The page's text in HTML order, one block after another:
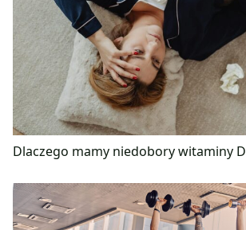
Dlaczego mamy niedobory witaminy